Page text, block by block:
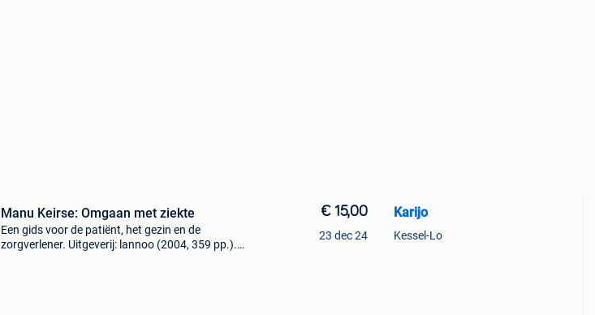
Manu Keirse: Omgaan met ziekte
Een gids voor de patiënt, het gezin en de
zorgverlener. Uitgeverij: lannoo (2004, 359 pp.).
€ 15,00
23 dec 24
Karijo
Kessel-Lo